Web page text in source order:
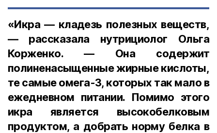
«Икра — кладезь полезных веществ,
— рассказала нутрициолог Ольга
Корженко. — Она содержит
полиненасыщенные жирные кислоты,
те самые омега-3, которых так мало в
ежедневном питании. Помимо этого
икра является высокобелковым
продуктом, а добрать норму белка в